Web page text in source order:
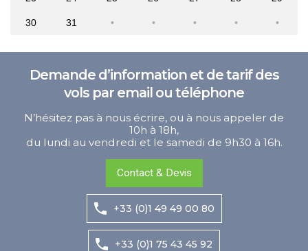
30 31
Demande d’information et de tarif des
vols par email ou téléphone
N’hésitez pas à nous écrire, ou à nous appeler de
10h à 18h,
du lundi au vendredi et le samedi de 9h30 à 16h.
Contact & Devis
+33 (0)1 49 49 00 80
+33 (0)1 75 43 45 92